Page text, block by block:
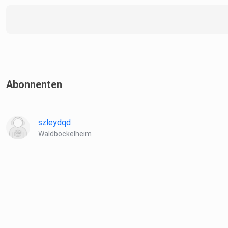
Abonnenten
szleydqd
Waldböckelheim